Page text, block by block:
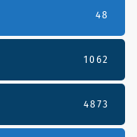
48
1062
4873